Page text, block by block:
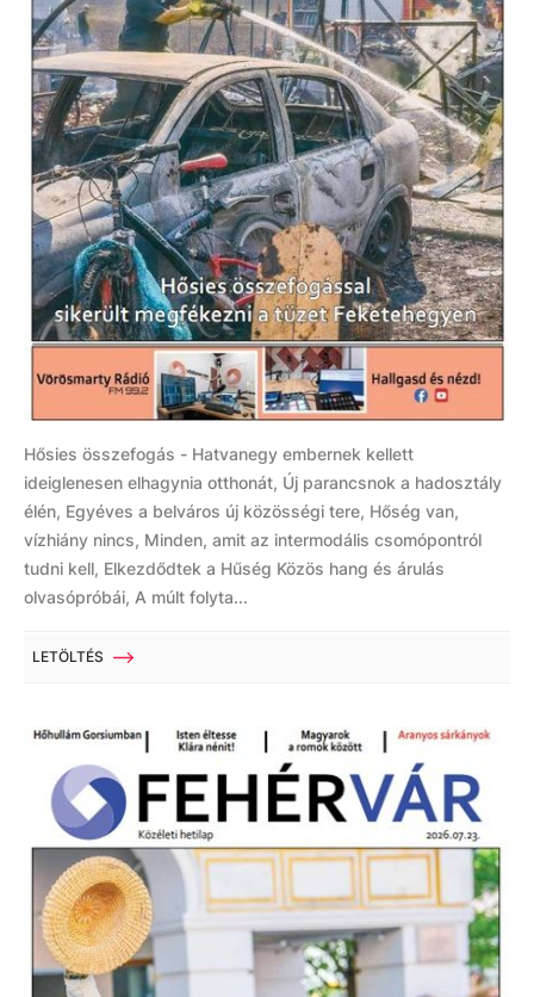
Hősies összefogás - Hatvanegy embernek kellett
ideiglenesen elhagynia otthonát, Új parancsnok a hadosztály
élén, Egyéves a belváros új közösségi tere, Hőség van,
vízhiány nincs, Minden, amit az intermodális csomópontról
tudni kell, Elkezdődtek a Hűség Közös hang és árulás
olvasópróbái, A múlt folyta...
LETÖLTÉS